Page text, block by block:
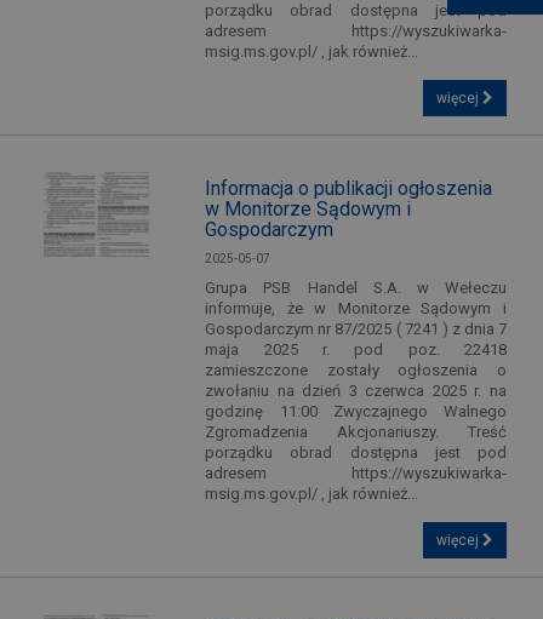
porządku obrad dostępna jest pod
adresem https://wyszukiwarka-
msig.ms.gov.pl/ , jak również...
więcej
Informacja o publikacji ogłoszenia
w Monitorze Sądowym i
Gospodarczym
2025-05-07
Grupa PSB Handel S.A. w Wełeczu
informuje, że w Monitorze Sądowym i
Gospodarczym nr 87/2025 ( 7241 ) z dnia 7
maja 2025 r. pod poz. 22418
zamieszczone zostały ogłoszenia o
zwołaniu na dzień 3 czerwca 2025 r. na
godzinę 11:00 Zwyczajnego Walnego
Zgromadzenia Akcjonariuszy. Treść
porządku obrad dostępna jest pod
adresem https://wyszukiwarka-
msig.ms.gov.pl/ , jak również...
więcej